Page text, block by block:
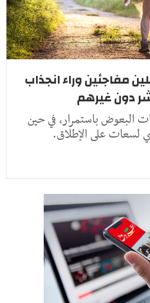
مفاجئين وراء انجذاب
دون غيرهم
البعوض باستمرار، في حين
لسعات على الإطلاق.